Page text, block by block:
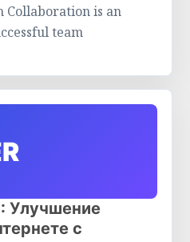
is an
team
Улучшение
с